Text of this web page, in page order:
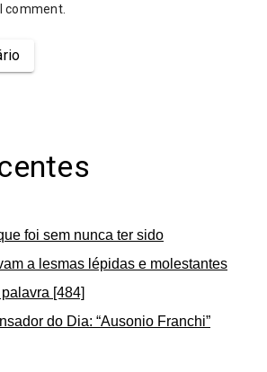
comment.
foi sem nunca ter sido
a lesmas lépidas e molestantes
[484]
do Dia: “Ausonio Franchi”